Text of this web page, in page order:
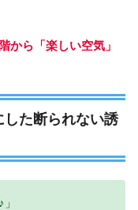
から「楽しい空気」
た断られない誘